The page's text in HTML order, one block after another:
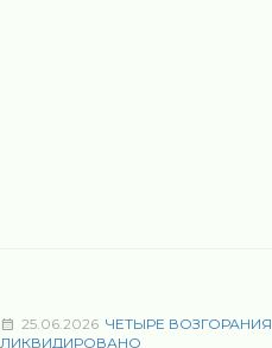
25.06.2026 ЧЕТЫРЕ ВОЗГОРАНИЯ
ЛИКВИДИРОВАНО